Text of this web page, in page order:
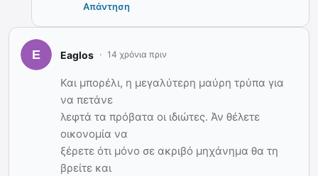
Απάντηση
Eaglos 14 χρόνια πριν
Και μπορέλι, η μεγαλύτερη μαύρη τρύπα για
να πετάνε
λεφτά τα πρόβατα οι ιδιώτες. Άν θέλετε
οικονομία να
ξέρετε ότι μόνο σε ακριβό μηχάνημα θα τη
βρείτε και